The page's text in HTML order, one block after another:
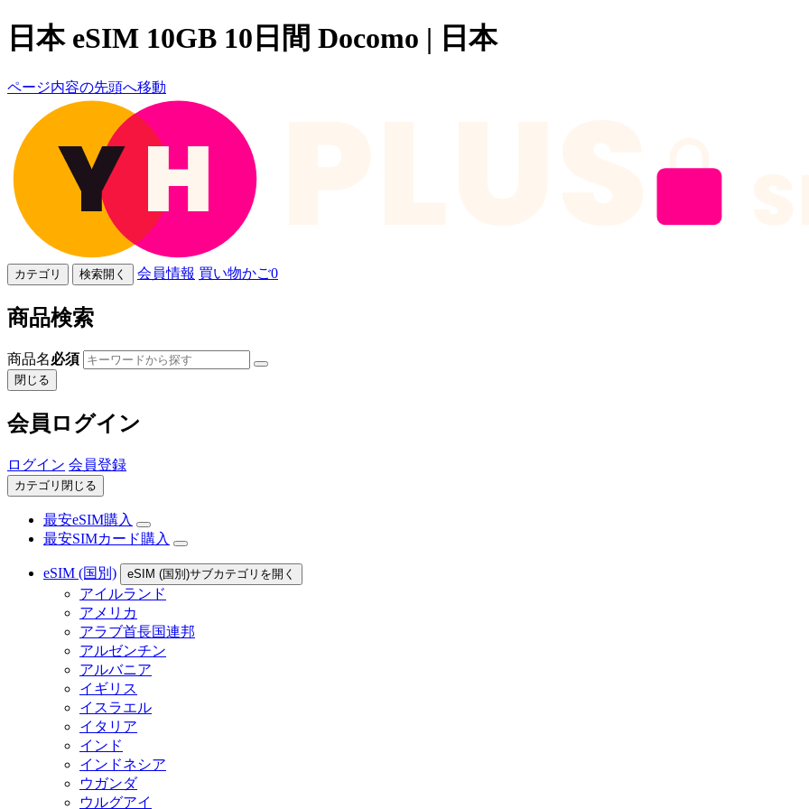
日本 eSIM 10GB 10日間 Docomo | 日本
ページ内容の先頭へ移動
カテゴリ 検索開く 会員情報 買い物かご0
商品検索
商品名必須
閉じる
会員ログイン
ログイン 会員登録
カテゴリ閉じる
最安eSIM購入
最安SIMカード購入
eSIM (国別) eSIM (国別)サブカテゴリを開く
アイルランド
アメリカ
アラブ首長国連邦
アルゼンチン
アルバニア
イギリス
イスラエル
イタリア
インド
インドネシア
ウガンダ
ウルグアイ